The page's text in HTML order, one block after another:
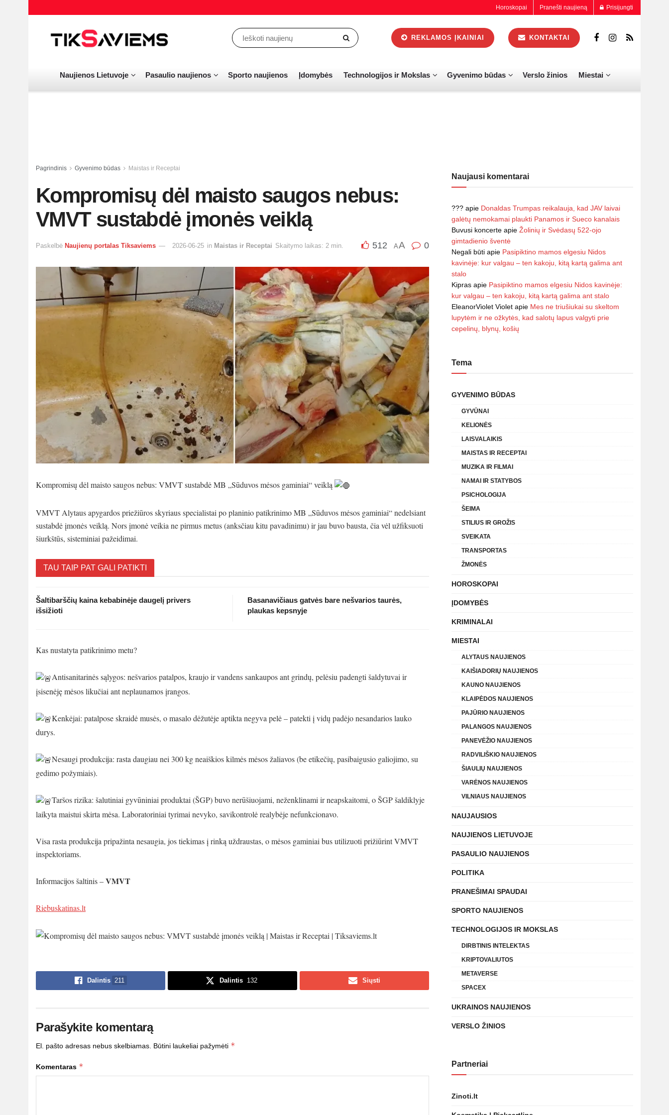
Horoskopai Pranešti naujieną Prisijungti
REKLAMOS ĮKAINIAI KONTAKTAI
Naujienos Lietuvoje Pasaulio naujienos Sporto naujienos Įdomybės Technologijos ir Mokslas Gyvenimo būdas Verslo žinios Miestai
Pagrindinis Gyvenimo būdas Maistas ir Receptai
Kompromisų dėl maisto saugos nebus:
VMVT sustabdė įmonės veiklą
Paskelbė Naujienų portalas Tiksaviems 2026-06-25 in Maistas ir Receptai Skaitymo laikas: 2 min. 512 AA 0
Kompromisų dėl maisto saugos nebus: VMVT sustabdė MB „Sūduvos mėsos gaminiai“ veiklą
VMVT Alytaus apygardos priežiūros skyriaus specialistai po planinio patikrinimo MB „Sūduvos mėsos gaminiai“ nedelsiant
sustabdė įmonės veiklą. Nors įmonė veikia ne pirmus metus (anksčiau kitu pavadinimu) ir jau buvo bausta, čia vėl užfiksuoti
šiurkštūs, sisteminiai pažeidimai.
TAU TAIP PAT GALI PATIKTI
Šaltibarščių kaina kebabinėje daugelį privers
išsižioti
Basanavičiaus gatvės bare nešvarios taurės,
plaukas kepsnyje
Kas nustatyta patikrinimo metu?
Antisanitarinės sąlygos: nešvarios patalpos, kraujo ir vandens sankaupos ant grindų, pelėsiu padengti šaldytuvai ir
įsisenėję mėsos likučiai ant neplaunamos įrangos.
Kenkėjai: patalpose skraidė musės, o masalo dėžutėje aptikta negyva pelė – patekti į vidų padėjo nesandarios lauko
durys.
Nesaugi produkcija: rasta daugiau nei 300 kg neaiškios kilmės mėsos žaliavos (be etikečių, pasibaigusio galiojimo, su
gedimo požymiais).
Taršos rizika: šalutiniai gyvūniniai produktai (ŠGP) buvo nerūšiuojami, neženklinami ir neapskaitomi, o ŠGP šaldiklyje
laikyta maistui skirta mėsa. Laboratoriniai tyrimai nevyko, savikontrolė realybėje nefunkcionavo.
Visa rasta produkcija pripažinta nesaugia, jos tiekimas į rinką uždraustas, o mėsos gaminiai bus utilizuoti prižiūrint VMVT
inspektoriams.
Informacijos šaltinis –VMVT
Riebuskatinas.lt
Dalintis 211 Dalintis 132 Siųsti
Parašykite komentarą
El. pašto adresas nebus skelbiamas. Būtini laukeliai pažymėti *
Komentaras *
Naujausi komentarai
??? apie Donaldas Trumpas reikalauja, kad JAV laivai
galėtų nemokamai plaukti Panamos ir Sueco kanalais
Buvusi koncerte apie Žolinių ir Svėdasų 522-ojo
gimtadienio šventė
Negali būti apie Pasipiktino mamos elgesiu Nidos
kavinėje: kur valgau – ten kakoju, kitą kartą galima ant
stalo
Kipras apie Pasipiktino mamos elgesiu Nidos kavinėje:
kur valgau – ten kakoju, kitą kartą galima ant stalo
EleanorViolet Violet apie Mes ne triušiukai su skeltom
lupytėm ir ne ožkytės, kad salotų lapus valgyti prie
cepelinų, blynų, košių
Tema
GYVENIMO BŪDAS
GYVŪNAI
KELIONĖS
LAISVALAIKIS
MAISTAS IR RECEPTAI
MUZIKA IR FILMAI
NAMAI IR STATYBOS
PSICHOLOGIJA
ŠEIMA
STILIUS IR GROŽIS
SVEIKATA
TRANSPORTAS
ŽMONĖS
HOROSKOPAI
ĮDOMYBĖS
KRIMINALAI
MIESTAI
ALYTAUS NAUJIENOS
KAIŠIADORIŲ NAUJIENOS
KAUNO NAUJIENOS
KLAIPĖDOS NAUJIENOS
PAJŪRIO NAUJIENOS
PALANGOS NAUJIENOS
PANEVĖŽIO NAUJIENOS
RADVILIŠKIO NAUJIENOS
ŠIAULIŲ NAUJIENOS
VARĖNOS NAUJIENOS
VILNIAUS NAUJIENOS
NAUJAUSIOS
NAUJIENOS LIETUVOJE
PASAULIO NAUJIENOS
POLITIKA
PRANEŠIMAI SPAUDAI
SPORTO NAUJIENOS
TECHNOLOGIJOS IR MOKSLAS
DIRBTINIS INTELEKTAS
KRIPTOVALIUTOS
METAVERSE
SPACEX
UKRAINOS NAUJIENOS
VERSLO ŽINIOS
Partneriai
Zinoti.lt